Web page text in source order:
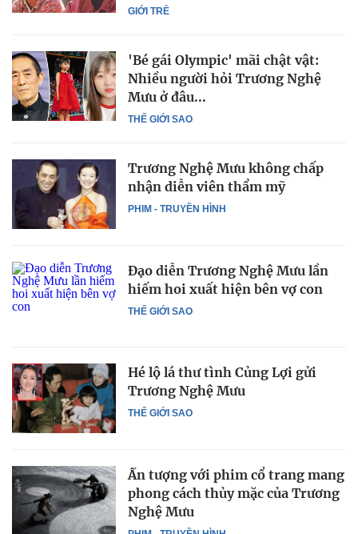
GIỚI TRẺ
THẾ GIỚI SAO
'Bé gái Olympic' mãi chật vật:
Nhiều người hỏi Trương Nghệ
Mưu ở đâu...
PHIM - TRUYỀN HÌNH
Trương Nghệ Mưu không chấp
nhận diễn viên thẩm mỹ
THẾ GIỚI SAO
Đạo diễn Trương Nghệ Mưu lần
hiếm hoi xuất hiện bên vợ con
THẾ GIỚI SAO
Hé lộ lá thư tình Củng Lợi gửi
Trương Nghệ Mưu
Ấn tượng với phim cổ trang mang
phong cách thủy mặc của Trương
Nghệ Mưu